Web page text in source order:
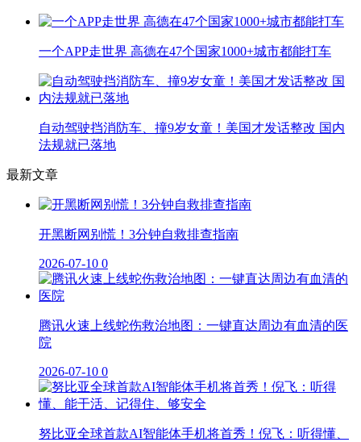
一个APP走世界 高德在47个国家1000+城市都能打车
自动驾驶挡消防车、撞9岁女童！美国才发话整改 国内
法规就已落地
最新文章
开黑断网别慌！3分钟自救排查指南
2026-07-10 0
腾讯火速上线蛇伤救治地图：一键直达周边有血清的医
院
2026-07-10 0
努比亚全球首款AI智能体手机将首秀！倪飞：听得懂、